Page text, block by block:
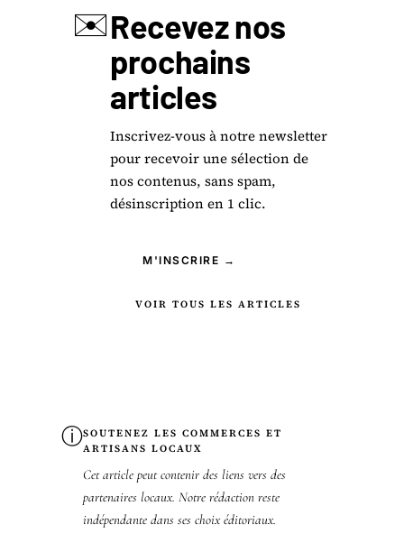
✉️Recevez nos
prochains
articles
Inscrivez-vous à notre newsletter
pour recevoir une sélection de
nos contenus, sans spam,
désinscription en 1 clic.
M'INSCRIRE →
VOIR TOUS LES ARTICLES
ⓘSOUTENEZ LES COMMERCES ET
ARTISANS LOCAUX
Cet article peut contenir des liens vers des
partenaires locaux. Notre rédaction reste
indépendante dans ses choix éditoriaux.